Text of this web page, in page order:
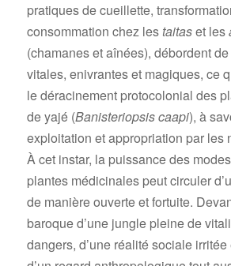
pratiques de cueillette,
consommation chez lestaitaset les
(chamanes et aînées), débordent
vitales, enivrantes et magiques, ce
le déracinement protocolonial des
de yajé (Banisteriopsis caapi), à
exploitation et appropriation par les
À cet instar, la puissance des
plantes médicinales peut circuler
de manière ouverte et fortuite.
baroque d’une jungle pleine de
dangers, d’une réalité sociale